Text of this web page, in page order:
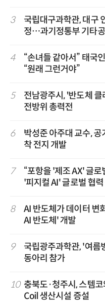
3
국립대구과학관, 대구
정…과기정통부 기타
4
“손녀들 같아서” 태국
“원래 그런거야”
5
전남광주시, '반도체
전방위 총력전
6
박성준 아주대 교수,
착 전지 개발
7
“포항을 '제조 AX' 글
'피지컬 AI' 글로벌 협
8
AI 반도체가 데이터 변
AI 반도체' 개발
9
국립광주과학관, '여
동아리 참가
10 충북도·청주시, 스템
Coil 생산시설 증설